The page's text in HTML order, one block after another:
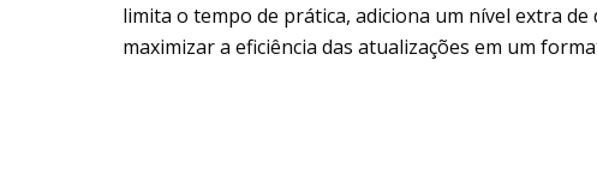
limita o tempo de prática, adiciona um nível extra
maximizar a eficiência das atualizações em um